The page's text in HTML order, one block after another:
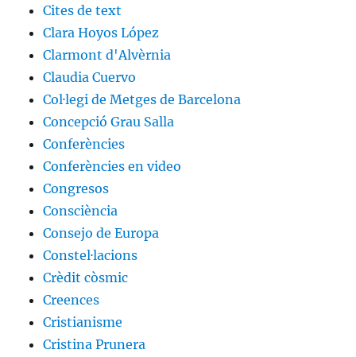
Cites de text
Clara Hoyos López
Clarmont d'Alvèrnia
Claudia Cuervo
Col·legi de Metges de Barcelona
Concepció Grau Salla
Conferències
Conferències en video
Congresos
Consciència
Consejo de Europa
Constel·lacions
Crèdit còsmic
Creences
Cristianisme
Cristina Prunera